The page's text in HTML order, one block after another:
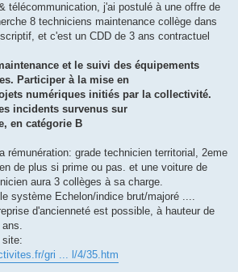
télécommunication, j'ai postulé à une offre de
8 techniciens maintenance collège dans
et c'est un CDD de 3 ans contractuel
et le suivi des équipements
Participer à la mise en
numériques initiés par la collectivité.
incidents survenus sur
en catégorie B
rémunération: grade technicien territorial, 2eme
de plus si prime ou pas. et une voiture de
aura 3 collèges à sa charge.
système Echelon/indice brut/majoré ....
d'ancienneté est possible, à hauteur de
site:
gri ... l/4/35.htm